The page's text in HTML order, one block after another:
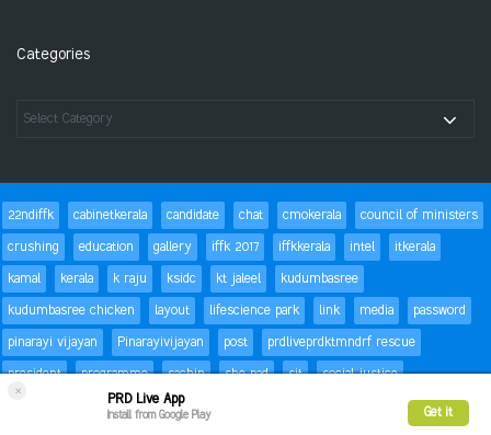
×
PRD Live App
Install from Google Play Get it
Categories
22ndiffk cabinetkerala candidate chat cmokerala
council of ministers
crushing
education gallery iffk 2017 iffkkerala intel
itkerala
kamal
kerala k raju ksidc kt jaleel
kudumbasree
kudumbasree chicken
layout lifescience park link media
password
pinarayi vijayan
Pinarayivijayan post
prdliveprdktmndrf rescue
president
programme sachin she pad sit
social justice
status Success
trackbacks